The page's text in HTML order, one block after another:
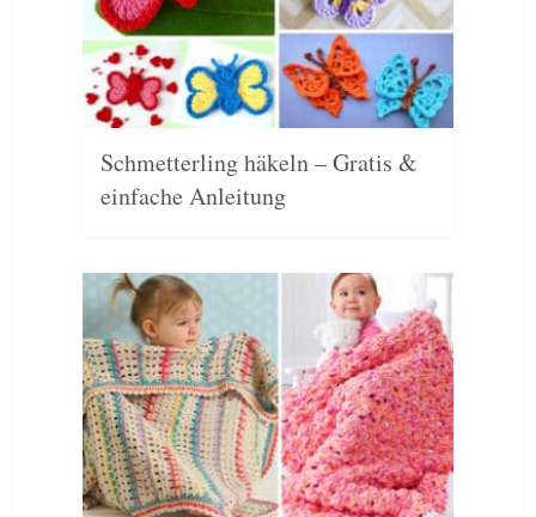
Schmetterling häkeln – Gratis &
einfache Anleitung